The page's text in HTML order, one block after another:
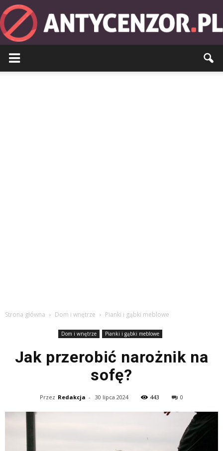
Strona główna Dom i wnętrze Pianki i gąbki meblowe
Dom i wnętrze Pianki i gąbki meblowe
Jak przerobić narożnik na
sofę?
Przez Redakcja - 30 lipca 2024 443 0